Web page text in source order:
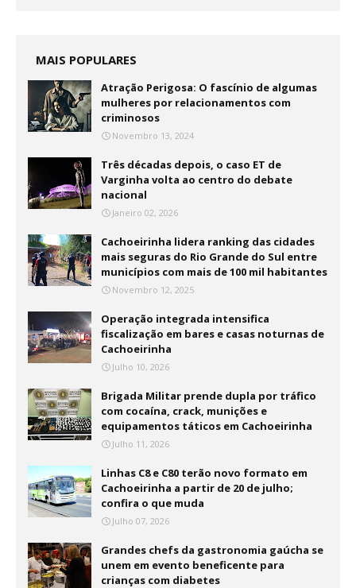
MAIS POPULARES
Atração Perigosa: O fascínio de algumas
mulheres por relacionamentos com
criminosos
Novembro 13, 2024
Três décadas depois, o caso ET de
Varginha volta ao centro do debate
nacional
Janeiro 02, 2026
Cachoeirinha lidera ranking das cidades
mais seguras do Rio Grande do Sul entre
municípios com mais de 100 mil habitantes
Novembro 12, 2025
Operação integrada intensifica
fiscalização em bares e casas noturnas de
Cachoeirinha
Julho 10, 2026
Brigada Militar prende dupla por tráfico
com cocaína, crack, munições e
equipamentos táticos em Cachoeirinha
Julho 11, 2026
Linhas C8 e C80 terão novo formato em
Cachoeirinha a partir de 20 de julho;
confira o que muda
Julho 07, 2026
Grandes chefs da gastronomia gaúcha se
unem em evento beneficente para
crianças com diabetes